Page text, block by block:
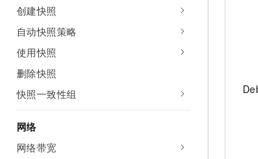
创建快照
自动快照策略
使用快照
删除快照
快照一致性组
网络
网络带宽